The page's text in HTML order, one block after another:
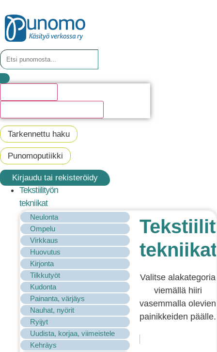
Tarkennettu haku
Punomoputiikki
Kirjaudu tai rekisteröidy
Tekstiilityön
tekniikat
Neulonta
Ompelu
Virkkaus
Huovutus
Kirjonta
Tilkkutyöt
Kudonta
Painanta, värjäys
Nauhat, nyörit
Ryijyt
Uudista, korjaa, viimeistele
Kehräys
tekniikat
Valitse alakategoria
viemällä hiiri
vasemmalla olevien
painikkeiden päälle.